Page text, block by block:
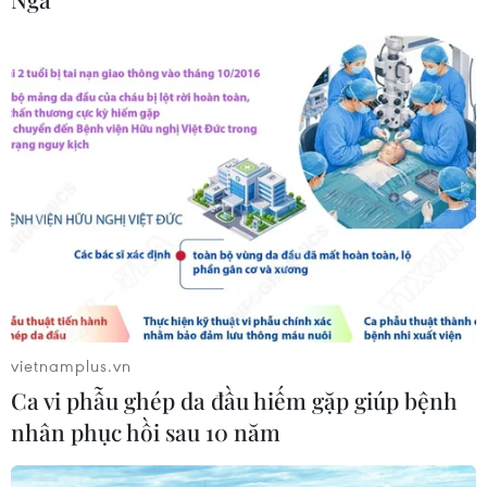
nguyên sơ duy nhất ở Đắk Lắk
Hơn 400 tác phẩm gốm tâm linh
được trưng bày trên đỉnh núi Bà Đen
Độc đáo ngôi chùa gần 200
năm tuổi tại Đồng Tháp
03/08/2026 07:22
Xem thêm
vietnamplus.vn
Ca vi phẫu ghép da đầu hiếm gặp giúp bệnh
nhân phục hồi sau 10 năm